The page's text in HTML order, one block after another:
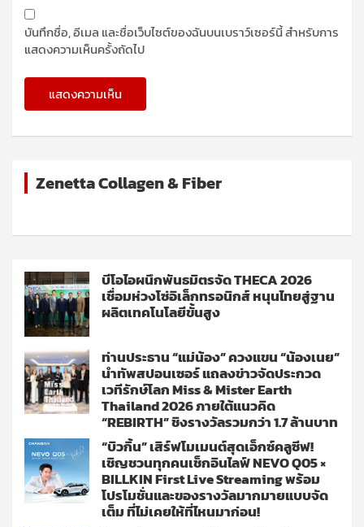
บันทึกชื่อ, อีเมล และชื่อเว็บไซต์ของฉันบนเบราว์เซอร์นี้ สำหรับการ
แสดงความเห็นครั้งถัดไป
Zenetta Collagen & Fiber
บีโอไอผนึกพันธมิตรจัด THECA 2026
เชื่อมห่วงโซ่อิเล็กทรอนิกส์ หนุนไทยสู่ฐาน
ผลิตเทคโนโลยีขั้นสูง
ท่านประธาน “แม่น้อง” ควงแขน “น้องเนย”
นำทัพสปอนเซอร์ แถลงข่าวจัดประกวด
เวทีรักษ์โลก Miss & Mister Earth
Thailand 2026 ภายใต้แนวคิด
“REBIRTH” ชิงรางวัลรวมกว่า 1.7 ล้านบาท
“บิวกิ้น” เสิร์ฟโมเมนต์สุดเอ็กซ์คลูซีฟ!
เชิญชวนทุกคนเช็กอินไลฟ์ NEVO Q05 ×
BILLKIN First Live Streaming พร้อม
โปรโมชั่นและของรางวัลมากมายแบบจัด
เต็ม ที่ไม่เคยให้ที่ไหนมาก่อน!